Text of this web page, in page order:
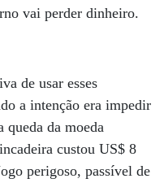
vai perder dinheiro.
de usar esses
a intenção era impedir
queda da moeda
custou US$ 8
perigoso, passível de